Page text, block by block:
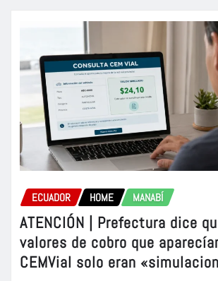
ECUADOR HOME MANABÍ
ATENCIÓN | Prefectura dice
valores de cobro que
CEMVial solo eran